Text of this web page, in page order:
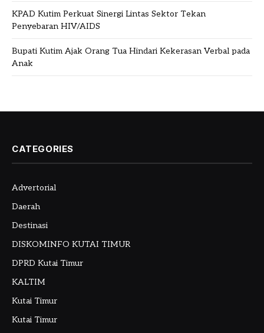
KPAD Kutim Perkuat Sinergi Lintas Sektor Tekan
Penyebaran HIV/AIDS
Bupati Kutim Ajak Orang Tua Hindari Kekerasan Verbal pada
Anak
CATEGORIES
Advertorial
Daerah
Destinasi
DISKOMINFO KUTAI TIMUR
DPRD Kutai Timur
KALTIM
Kutai Timur
Kutai Timur